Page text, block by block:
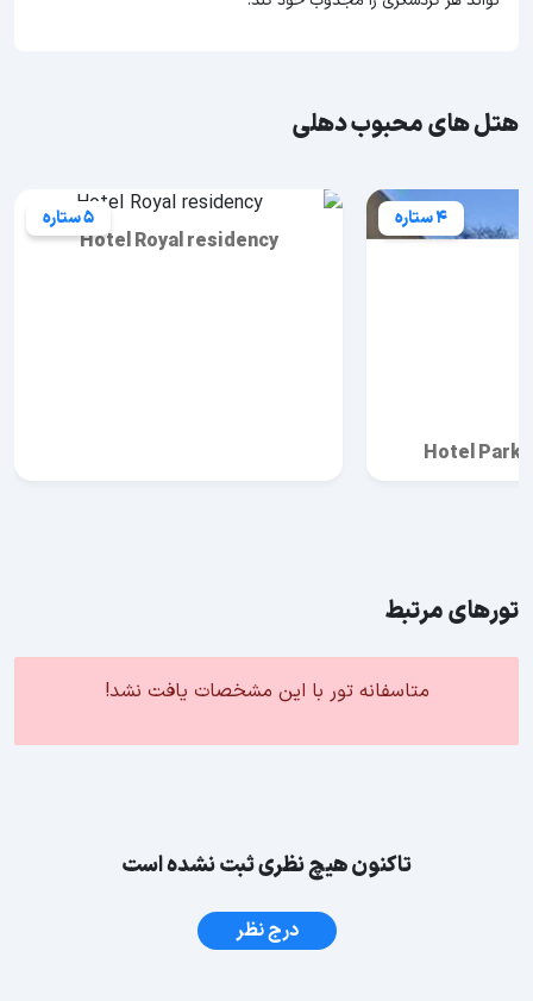
هتل های محبوب دهلی
4 ستاره
Hotel Park
5 ستاره
Hotel Royal residency
تورهای مرتبط
متاسفانه تور با این مشخصات یافت نشد!
تاکنون هیچ نظری ثبت نشده است
درج نظر